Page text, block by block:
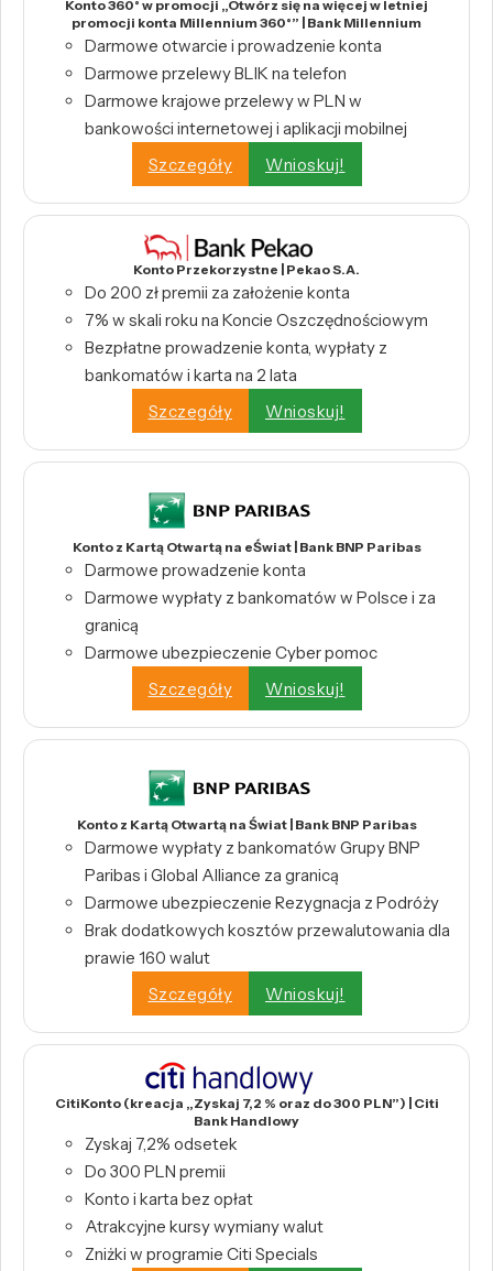
Konto 360° w promocji „Otwórz się na więcej w letniej
promocji konta Millennium 360°” | Bank Millennium
Darmowe otwarcie i prowadzenie konta
Darmowe przelewy BLIK na telefon
Darmowe krajowe przelewy w PLN w
bankowości internetowej i aplikacji mobilnej
Szczegóły
Wnioskuj!
Konto Przekorzystne | Pekao S.A.
Do 200 zł premii za założenie konta
7% w skali roku na Koncie Oszczędnościowym
Bezpłatne prowadzenie konta, wypłaty z
bankomatów i karta na 2 lata
Szczegóły
Wnioskuj!
Konto z Kartą Otwartą na eŚwiat | Bank BNP Paribas
Darmowe prowadzenie konta
Darmowe wypłaty z bankomatów w Polsce i za
granicą
Darmowe ubezpieczenie Cyber pomoc
Szczegóły
Wnioskuj!
Konto z Kartą Otwartą na Świat | Bank BNP Paribas
Darmowe wypłaty z bankomatów Grupy BNP
Paribas i Global Alliance za granicą
Darmowe ubezpieczenie Rezygnacja z Podróży
Brak dodatkowych kosztów przewalutowania dla
prawie 160 walut
Szczegóły
Wnioskuj!
CitiKonto (kreacja „Zyskaj 7,2 % oraz do 300 PLN”) | Citi
Bank Handlowy
Zyskaj 7,2% odsetek
Do 300 PLN premii
Konto i karta bez opłat
Atrakcyjne kursy wymiany walut
Zniżki w programie Citi Specials